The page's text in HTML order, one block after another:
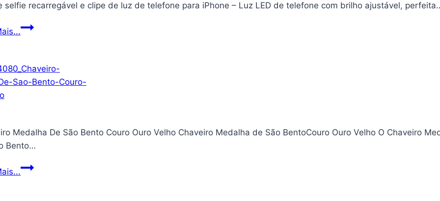
selfie recarregável e clipe de luz de telefone para iPhone – Luz LED de telefone com brilho ajustável,
Luz
recarregável
e
de
telefone
iPhone
Medalha De São Bento Couro Ouro Velho Chaveiro Medalha de São BentoCouro Ouro Velho O Chaveiro
Bento…
Chaveiro